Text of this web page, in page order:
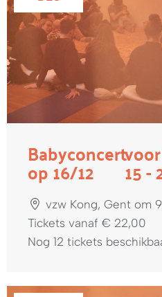
Babyconcert
op 16/12 15 -
vzw Kong, Gent om
Tickets vanaf € 22,00
Nog 12 tickets